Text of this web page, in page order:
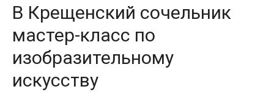
В Крещенский сочельник
мастер-класс по
изобразительному
искусству